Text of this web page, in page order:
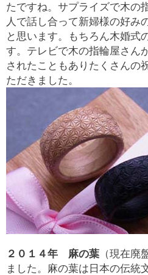
たですね。サプライズで木の
人で話し合って新婦様の好み
と思います。もちろん木婚式
す。テレビで木の指輪屋さん
されたこともありたくさんの
ただきました。
２０１４年 麻の葉 （現在廃
ました。麻の葉は日本の伝統